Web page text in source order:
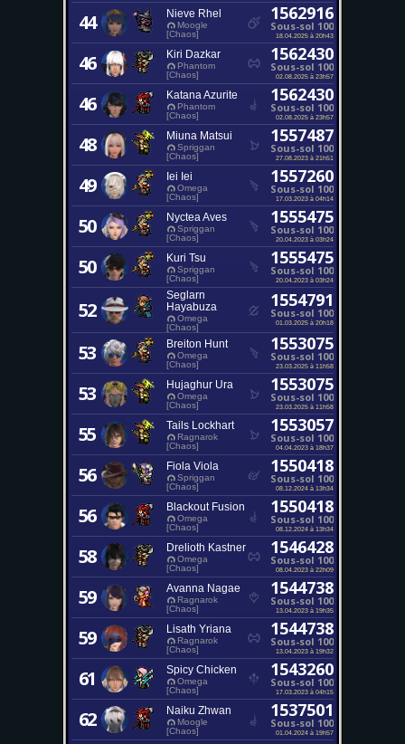
44 Nieve Rhel
Moogle
[Chaos]
1562916
Sous-sol 100
18.04.2025 à 20h43
46 Kiri Dazkar
Phantom
[Chaos]
1562430
Sous-sol 100
02.08.2025 à 23h57
46 Katana Azurite
Phantom
[Chaos]
1562430
Sous-sol 100
02.08.2025 à 23h57
48 Miuna Matsui
Spriggan
[Chaos]
1557487
Sous-sol 100
27.08.2023 à 21h51
49 Iei Iei
Omega
[Chaos]
1557260
Sous-sol 100
17.03.2023 à 04h14
50 Nyctea Aves
Spriggan
[Chaos]
1555475
Sous-sol 100
20.04.2023 à 03h24
50 Kuri Tsu
Spriggan
[Chaos]
1555475
Sous-sol 100
20.04.2023 à 03h24
52
Seglarn
Hayabuza
Omega
[Chaos]
1554791
Sous-sol 100
01.03.2025 à 20h18
53 Breiton Hunt
Omega
[Chaos]
1553075
Sous-sol 100
23.03.2025 à 11h58
53 Hujaghur Ura
Omega
[Chaos]
1553075
Sous-sol 100
23.03.2025 à 11h58
55 Tails Lockhart
Ragnarok
[Chaos]
1553057
Sous-sol 100
04.04.2023 à 18h37
56 Fiola Viola
Spriggan
[Chaos]
1550418
Sous-sol 100
08.12.2024 à 13h34
56 Blackout Fusion
Omega
[Chaos]
1550418
Sous-sol 100
08.12.2024 à 13h34
58 Drelioth Kastner
Omega
[Chaos]
1546428
Sous-sol 100
08.04.2023 à 22h09
59 Avanna Nagae
Ragnarok
[Chaos]
1544738
Sous-sol 100
13.04.2023 à 19h35
59 Lisath Yriana
Ragnarok
[Chaos]
1544738
Sous-sol 100
13.04.2023 à 19h32
61 Spicy Chicken
Omega
[Chaos]
1543260
Sous-sol 100
17.03.2023 à 04h15
62 Naiku Zhwan
Moogle
[Chaos]
1537501
Sous-sol 100
01.04.2024 à 19h57